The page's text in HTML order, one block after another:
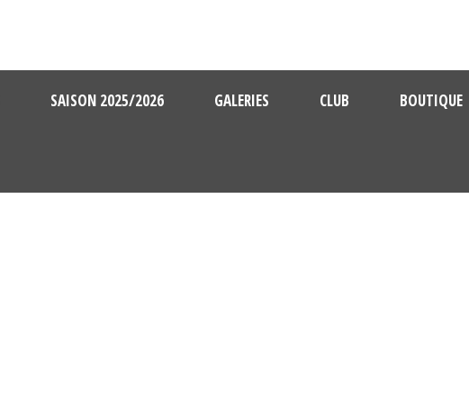
SAISON 2025/2026 GALERIES CLUB BOUTIQUE